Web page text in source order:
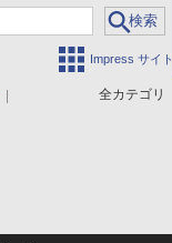
Impress サイト
全カテゴリ